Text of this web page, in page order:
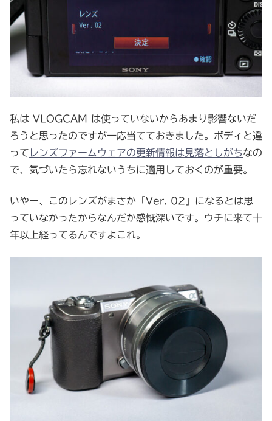
私は VLOGCAM は使っていないからあまり影響ないだ
ろうと思ったのですが一応当てておきました。ボディと違
って レンズファームウェアの更新情報は見落としがちなの
で、気づいたら忘れないうちに適用しておくのが重要。
いやー、このレンズがまさか「Ver. 02」になるとは思
っていなかったからなんだか感慨深いです。ウチに来て十
年以上経ってるんですよこれ。